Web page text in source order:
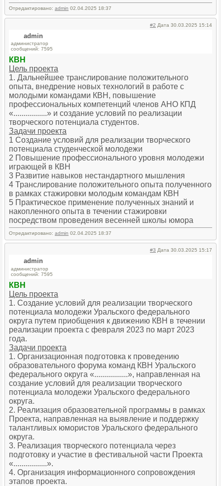
Отредактировано: admin 02.04.2025 18:37
#2 Дата 30.03.2025 15:14
admin
администратор
сообщений: 7595
КВН
Цель проекта
1. Дальнейшее транслирование положительного
опыта, внедрение новых технологий в работе с
молодыми командами КВН, повышение
профессиональных компетенций членов АНО КПД
«.................» и создание условий по реализации
творческого потенциала студентов.
Задачи проекта
1 Создание условий для реализации творческого
потенциала студенческой молодежи
2 Повышение профессионального уровня молодежи
играющей в КВН
3 Развитие навыков нестандартного мышления
4 Транслирование положительного опыта полученного
в рамках стажировки молодым командам КВН
5 Практическое применение полученных знаний и
накопленного опыта в течении стажировки
посредством проведения весенней школы юмора
Отредактировано: admin 02.04.2025 18:37
#3 Дата 30.03.2025 15:17
admin
администратор
сообщений: 7595
КВН
Цель проекта
1. Создание условий для реализации творческого
потенциала молодежи Уральского федерального
округа путем приобщения к движению КВН в течении
реализации проекта с февраля 2023 по март 2023
года.
Задачи проекта
1. Организационная подготовка к проведению
образовательного форума команд КВН Уральского
федерального округа «.................», направленная на
создание условий для реализации творческого
потенциала молодежи Уральского федерального
округа.
2. Реализация образовательной программы в рамках
Проекта, направленная на выявление и поддержку
талантливых юмористов Уральского федерального
округа.
3. Реализация творческого потенциала через
подготовку и участие в фестивальной части Проекта
«.................».
4. Организация информационного сопровождения
этапов проекта.